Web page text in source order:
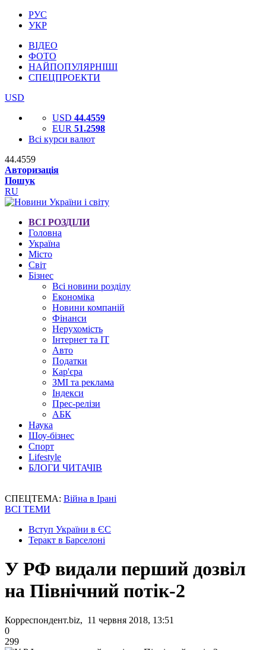
РУС
УКР
ВІДЕО
ФОТО
НАЙПОПУЛЯРНІШІ
СПЕЦПРОЕКТИ
USD
USD 44.4559
EUR 51.2598
Всі курси валют
44.4559
Авторизація
Пошук
RU
ВСІ РОЗДІЛИ
Головна
Україна
Місто
Світ
Бізнес
Всі новини розділу
Економіка
Новини компаній
Фінанси
Нерухомість
Інтернет та IT
Авто
Податки
Кар'єра
ЗМІ та реклама
Індекси
Прес-релізи
АБК
Наука
Шоу-бізнес
Спорт
Lifestyle
БЛОГИ ЧИТАЧІВ
СПЕЦТЕМА: Війна в Ірані
ВСІ ТЕМИ
Вступ України в ЄС
Теракт в Барселоні
У РФ видали перший дозвіл
на Північний потік-2
Корреспондент.biz, 11 червня 2018, 13:51
0
299